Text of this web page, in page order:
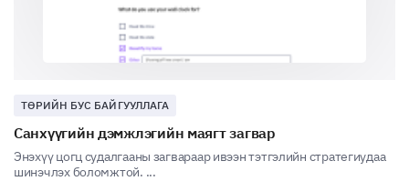
Хэрэв бид илүү нөөцтэй бололцоо олдвол
нийгмийн хөгжлийн оролдлого хаана
анхаарах шаардлагатай гэж та бодож байна
вэ?
ТӨРИЙН БУС БАЙГУУЛЛАГА
Санхүүгийн дэмжлэгийн маягт загвар
Энэхүү цогц судалгааны загвараар ивээн тэтгэлийн стратегиудаа
шинэчлэх боломжтой. ...